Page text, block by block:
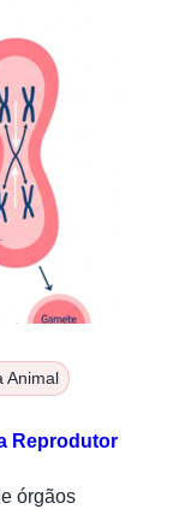
Animal
Reprodutor
órgãos